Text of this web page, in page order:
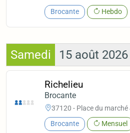
Brocante Hebdo
Samedi 15 août 2026
Richelieu
Brocante
37120 - Place du marché
Brocante Mensuel